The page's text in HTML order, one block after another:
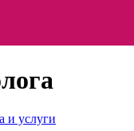
и услуги